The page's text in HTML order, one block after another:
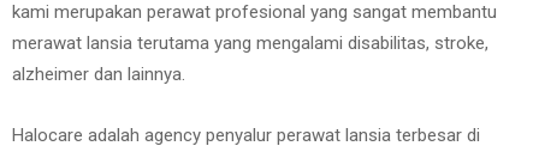
kami merupakan perawat profesional yang sangat membantu
merawat lansia terutama yang mengalami disabilitas, stroke,
alzheimer dan lainnya.
Halocare adalah agency penyalur perawat lansia terbesar di